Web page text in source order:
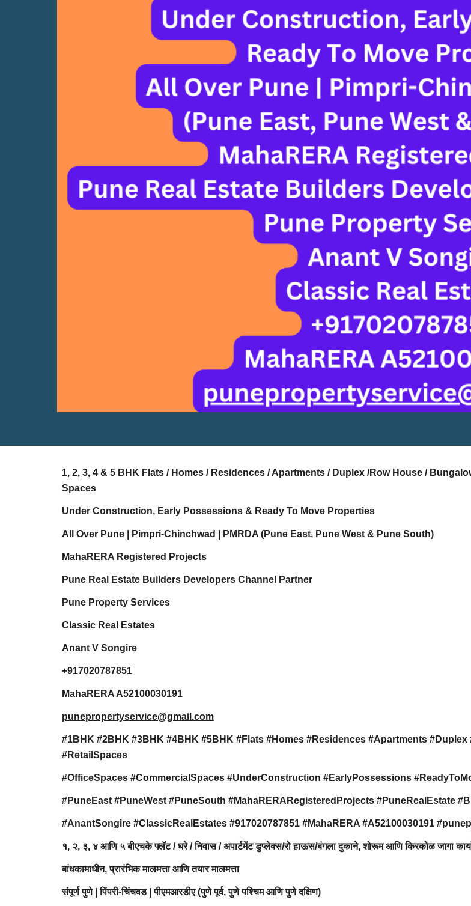
1, 2, 3, 4 & 5 BHK Flats / Homes / Residences / Apartments / Duplex /Row House /
Spaces
Under Construction, Early Possessions & Ready To Move Properties
All Over Pune | Pimpri-Chinchwad | PMRDA (Pune East, Pune West & Pune South)
MahaRERA Registered Projects
Pune Real Estate Builders Developers Channel Partner
Pune Property Services
Classic Real Estates
Anant V Songire
+917020787851
MahaRERA A52100030191
punepropertyservice@gmail.com
#1BHK #2BHK #3BHK #4BHK #5BHK #Flats #Homes #Residences #Apartments
#RetailSpaces
#OfficeSpaces #CommercialSpaces #UnderConstruction #EarlyPossessions
#PuneEast #PuneWest #PuneSouth #MahaRERARegisteredProjects #PuneRealEstate
#AnantSongire #ClassicRealEstates #917020787851 #MahaRERA #A52100030191
१, २, ३, ४ आणि ५ बीएचके फ्लॅट / घरे / निवास / अपार्टमेंट डुप्लेक्स/रो हाऊस/बंगला दुकाने, शोरूम आणि किरकोळ जागा
बांधकामाधीन, प्रारंभिक मालमत्ता आणि तयार मालमत्ता
संपूर्ण पुणे | पिंपरी-चिंचवड | पीएमआरडीए (पुणे पूर्व, पुणे पश्चिम आणि पुणे दक्षिण)